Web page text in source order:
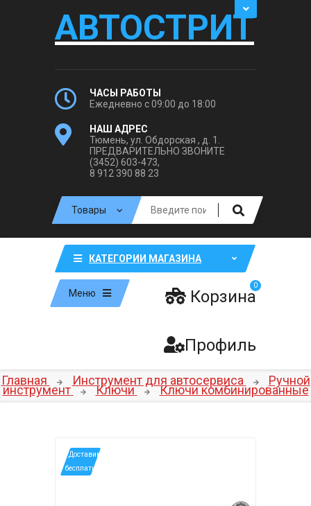
АВТОСТРИТ
ЧАСЫ РАБОТЫ
Ежедневно с 09:00 до 18:00
НАШ АДРЕС
Тюмень, ул. Обдорская , д. 1.
ПРЕДВАРИТЕЛЬНО ЗВОНИТЕ
(3452) 603-473,
8 912 390 88 23
КАТЕГОРИИ МАГАЗИНА
Меню Корзина
0
Профиль
Главная Инструмент для автосервиса Ручной
инструмент Ключи Ключи комбинированные
*Доставим
бесплатно